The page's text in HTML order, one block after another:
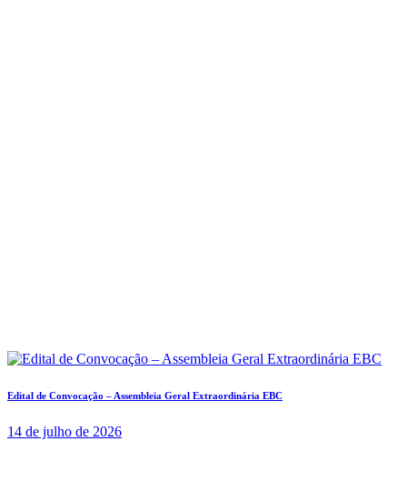
Edital de Convocação – Assembleia Geral Extraordinária EBC
14 de julho de 2026